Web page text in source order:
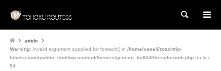
検索
article
Warning: Invalid argument supplied for foreach() in /home/veeell/road-trip-
tohoku.com/public_html/wp-content/themes/gensen_tcd050/breadcrumb.php on line
94